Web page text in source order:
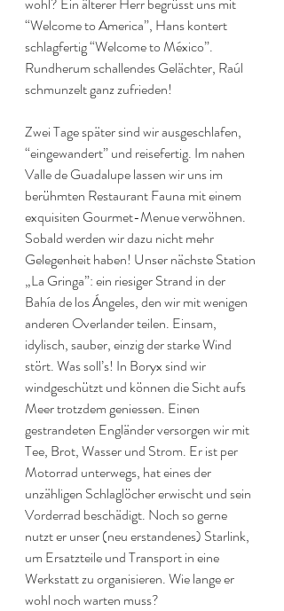
“Welcome to America”, Hans kontert
schlagfertig “Welcome to México”.
Rundherum schallendes Gelächter, Raúl
schmunzelt ganz zufrieden!
Zwei Tage später sind wir ausgeschlafen,
“eingewandert” und reisefertig. Im nahen
Valle de Guadalupe lassen wir uns im
berühmten Restaurant Fauna mit einem
exquisiten Gourmet-Menue verwöhnen.
Sobald werden wir dazu nicht mehr
Gelegenheit haben! Unser nächste Station
„La Gringa”: ein riesiger Strand in der
Bahía de los Ángeles, den wir mit wenigen
anderen Overlander teilen. Einsam,
idylisch, sauber, einzig der starke Wind
stört. Was soll’s! In Boryx sind wir
windgeschützt und können die Sicht aufs
Meer trotzdem geniessen. Einen
gestrandeten Engländer versorgen wir mit
Tee, Brot, Wasser und Strom. Er ist per
Motorrad unterwegs, hat eines der
unzähligen Schlaglöcher erwischt und sein
Vorderrad beschädigt. Noch so gerne
nutzt er unser (neu erstandenes) Starlink,
um Ersatzteile und Transport in eine
Werkstatt zu organisieren. Wie lange er
wohl noch warten muss?